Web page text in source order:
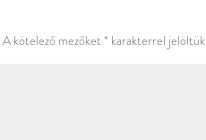
A kötelező mezőket * karakterrel jelöltük